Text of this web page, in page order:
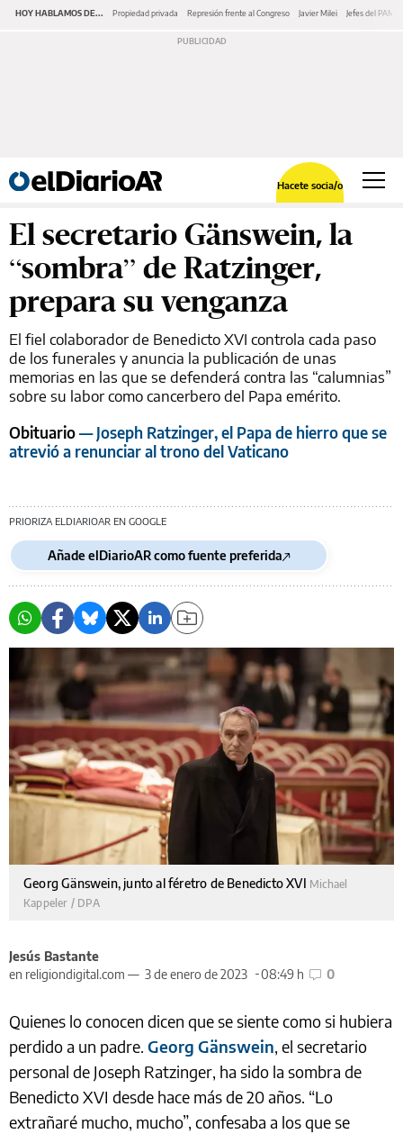
HOY HABLAMOS DE... Propiedad privada Represión frente al Congreso Javier Milei Jefes del PAMI
Hacete socia/o
El secretario Gänswein, la
“sombra” de Ratzinger,
prepara su venganza
El fiel colaborador de Benedicto XVI controla cada paso
de los funerales y anuncia la publicación de unas
memorias en las que se defenderá contra las “calumnias”
sobre su labor como cancerbero del Papa emérito.
Obituario— Joseph Ratzinger, el Papa de hierro que se
atrevió a renunciar al trono del Vaticano
PRIORIZA ELDIARIOAR EN GOOGLE
Añade elDiarioAR como fuente preferida
Georg Gänswein, junto al féretro de Benedicto XVI Michael
Kappeler / DPA
Jesús Bastante
en religiondigital.com — 3 de enero de 2023 08:49 h 0
Quienes lo conocen dicen que se siente como si hubiera
perdido a un padre. Georg Gänswein, el secretario
personal de Joseph Ratzinger, ha sido la sombra de
Benedicto XVI desde hace más de 20 años. “Lo
extrañaré mucho, mucho”, confesaba a los que se